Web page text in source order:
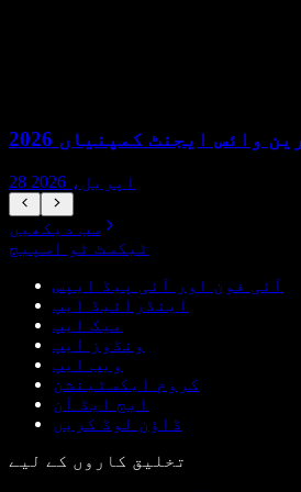
28 اپریل، 2026
سب دیکھیں
ٹیکسٹ ٹو اسپیچ
آئی فون اور آئی پیڈ ایپس
اینڈرائیڈ ایپ
میک ایپ
ونڈوز ایپ
ویب ایپ
کروم ایکسٹینشن
ایج ایڈ آن
ڈاؤن لوڈ کریں
تخلیق کاروں کے لیے